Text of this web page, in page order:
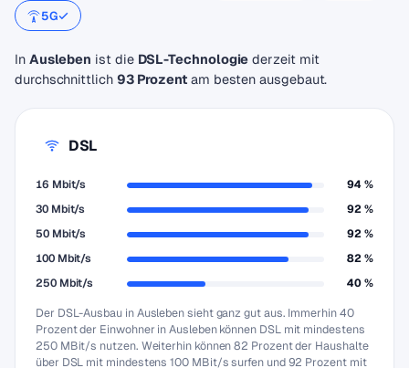
5G
In Ausleben ist die DSL-Technologie derzeit mit
durchschnittlich 93 Prozentam besten ausgebaut.
DSL
16 Mbit/s
94 %
30 Mbit/s
92 %
50 Mbit/s
92 %
100 Mbit/s
82 %
250 Mbit/s
40 %
Der DSL-Ausbau in Ausleben sieht ganz gut aus. Immerhin 40
Prozent der Einwohner in Ausleben können DSL mit mindestens
250 MBit/s nutzen. Weiterhin können 82 Prozent der Haushalte
über DSL mit mindestens 100 MBit/s surfen und 92 Prozent mit